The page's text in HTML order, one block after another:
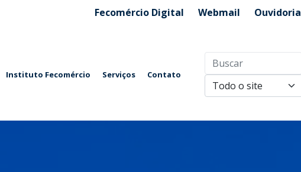
Fecomércio Digital Webmail Ouvidoria
Instituto Fecomércio Serviços Contato